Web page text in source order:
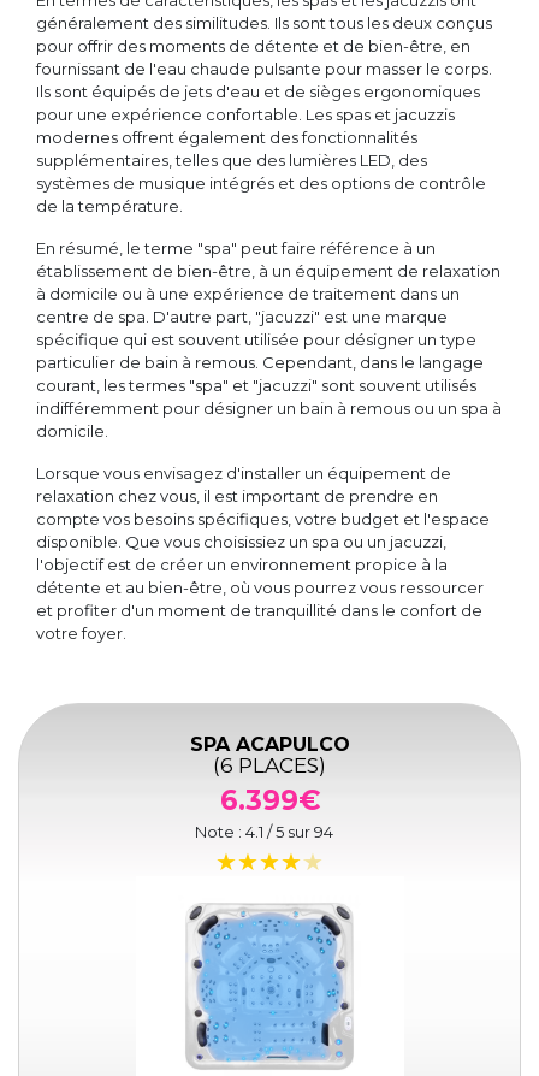
généralement des similitudes. Ils sont tous les deux conçus
pour offrir des moments de détente et de bien-être, en
fournissant de l'eau chaude pulsante pour masser le corps.
Ils sont équipés de jets d'eau et de sièges ergonomiques
pour une expérience confortable. Les spas et jacuzzis
modernes offrent également des fonctionnalités
supplémentaires, telles que des lumières LED, des
systèmes de musique intégrés et des options de contrôle
de la température.
En résumé, le terme "spa" peut faire référence à un
établissement de bien-être, à un équipement de relaxation
à domicile ou à une expérience de traitement dans un
centre de spa. D'autre part, "jacuzzi" est une marque
spécifique qui est souvent utilisée pour désigner un type
particulier de bain à remous. Cependant, dans le langage
courant, les termes "spa" et "jacuzzi" sont souvent utilisés
indifféremment pour désigner un bain à remous ou un spa à
domicile.
Lorsque vous envisagez d'installer un équipement de
relaxation chez vous, il est important de prendre en
compte vos besoins spécifiques, votre budget et l'espace
disponible. Que vous choisissiez un spa ou un jacuzzi,
l'objectif est de créer un environnement propice à la
détente et au bien-être, où vous pourrez vous ressourcer
et profiter d'un moment de tranquillité dans le confort de
votre foyer.
SPA ACAPULCO
(6 PLACES)
6.399€
Note : 4.1 / 5 sur94